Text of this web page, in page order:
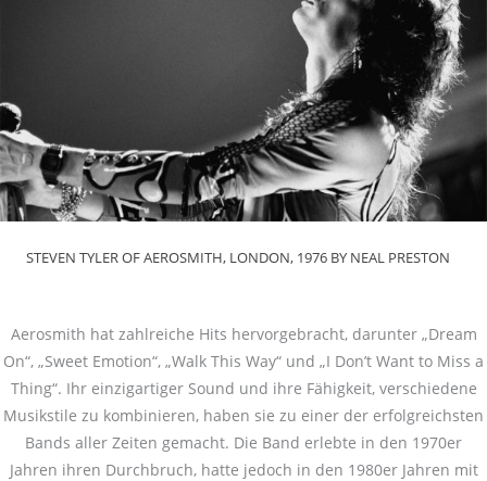
STEVEN TYLER OF AEROSMITH, LONDON, 1976 BY NEAL PRESTON
Aerosmith hat zahlreiche Hits hervorgebracht, darunter „Dream
On“, „Sweet Emotion“, „Walk This Way“ und „I Don’t Want to Miss a
Thing“. Ihr einzigartiger Sound und ihre Fähigkeit, verschiedene
Musikstile zu kombinieren, haben sie zu einer der erfolgreichsten
Bands aller Zeiten gemacht. Die Band erlebte in den 1970er
Jahren ihren Durchbruch, hatte jedoch in den 1980er Jahren mit